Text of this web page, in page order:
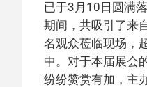
已于3月10日圆满
期间，共吸引了来
名观众莅临现场，
中。对于本届展会
纷纷赞赏有加，主